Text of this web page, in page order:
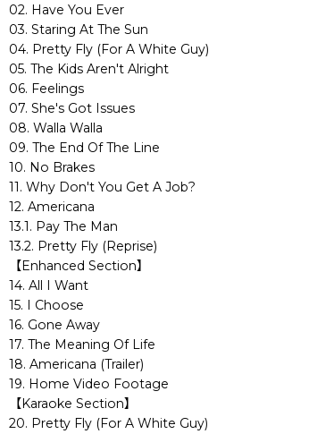
02. Have You Ever
03. Staring At The Sun
04. Pretty Fly (For A White Guy)
05. The Kids Aren't Alright
06. Feelings
07. She's Got Issues
08. Walla Walla
09. The End Of The Line
10. No Brakes
11. Why Don't You Get A Job?
12. Americana
13.1. Pay The Man
13.2. Pretty Fly (Reprise)
【Enhanced Section】
14. All I Want
15. I Choose
16. Gone Away
17. The Meaning Of Life
18. Americana (Trailer)
19. Home Video Footage
【Karaoke Section】
20. Pretty Fly (For A White Guy)